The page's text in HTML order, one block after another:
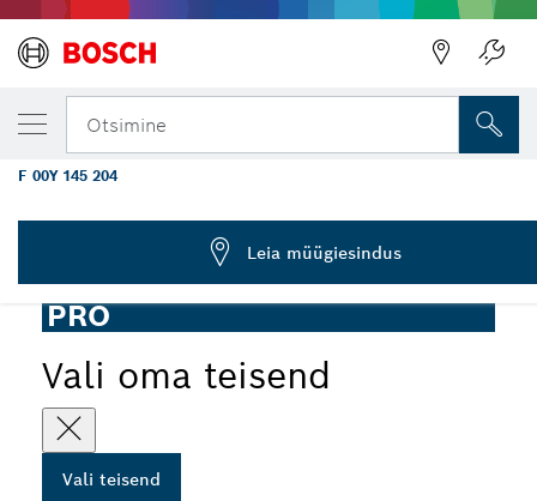
Otsimine
PRO
Vali oma teisend
Vali teisend
SINU VALITUD TEISEND
PRO Fixing Set for SDS max Core Cutter, 5
mm, 2 tk
F 00Y 145 204
Leia müügiesindus